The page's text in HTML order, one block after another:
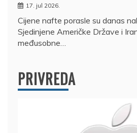
17. jul 2026.
Cijene nafte porasle su danas
Sjedinjene Američke Države i
međusobne…
PRIVREDA